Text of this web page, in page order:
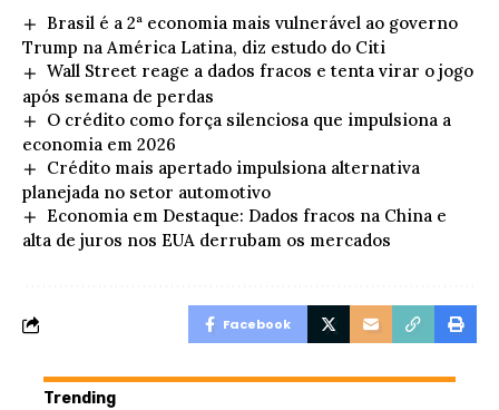
Brasil é a 2ª economia mais vulnerável ao governo
Trump na América Latina, diz estudo do Citi
Wall Street reage a dados fracos e tenta virar o jogo
após semana de perdas
O crédito como força silenciosa que impulsiona a
economia em 2026
Crédito mais apertado impulsiona alternativa
planejada no setor automotivo
Economia em Destaque: Dados fracos na China e
alta de juros nos EUA derrubam os mercados
Facebook
Trending